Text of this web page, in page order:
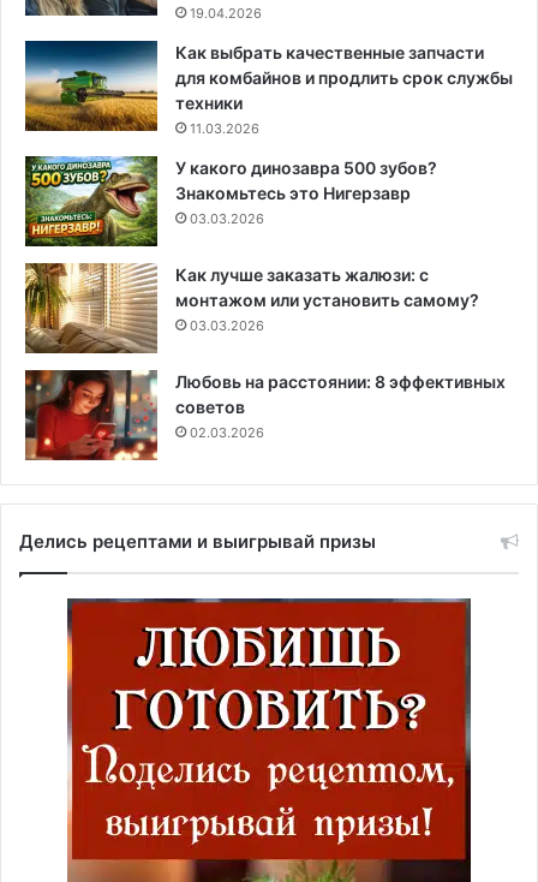
19.04.2026
Как выбрать качественные запчасти
для комбайнов и продлить срок службы
техники
11.03.2026
У какого динозавра 500 зубов?
Знакомьтесь это Нигерзавр
03.03.2026
Как лучше заказать жалюзи: с
монтажом или установить самому?
03.03.2026
Любовь на расстоянии: 8 эффективных
советов
02.03.2026
Делись рецептами и выигрывай призы